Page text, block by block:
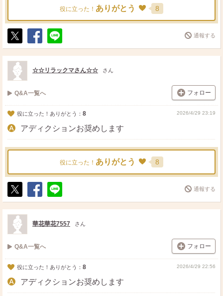
役に立った！ ありがとう 8
ポ
ス
ト
シ
ェ
送
る
通報する
☆☆リラックマさん☆☆ さん
Q&A一覧へ フォロー
役に立った！ありがとう： 8 2026/4/29 23:19
アディクションお奨めします
役に立った！ ありがとう 8
ポ
ス
ト
シ
ェ
送
る
通報する
華花華花7557 さん
Q&A一覧へ フォロー
役に立った！ありがとう： 8 2026/4/29 22:56
アディクションお奨めします